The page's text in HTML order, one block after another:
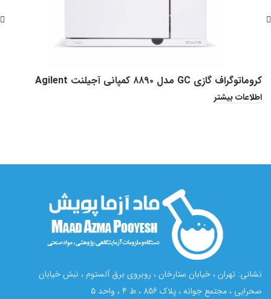
کروماتوگراف گازی GC مدل ۸۸۹۰ کمپانی آجیلنت Agilent
اطلاعات بیشتر
نشانی: تهران ، خیابان ستارخان ، روبروی برق آلستوم ، نبش خیابان
صحرایی ، مجتمع جوانه ، پلاک 856 ، ط 4 ، واحد 5